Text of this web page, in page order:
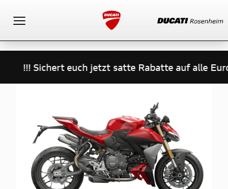
!!! Sichert euch jetzt satte Rabatte auf alle